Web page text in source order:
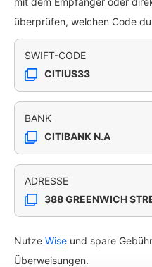
überprüfen, welchen Code
SWIFT-CODE
CITIUS33
BANK
CITIBANK N.A
ADRESSE
388 GREENWICH
Nutze Wise und spare
Überweisungen.